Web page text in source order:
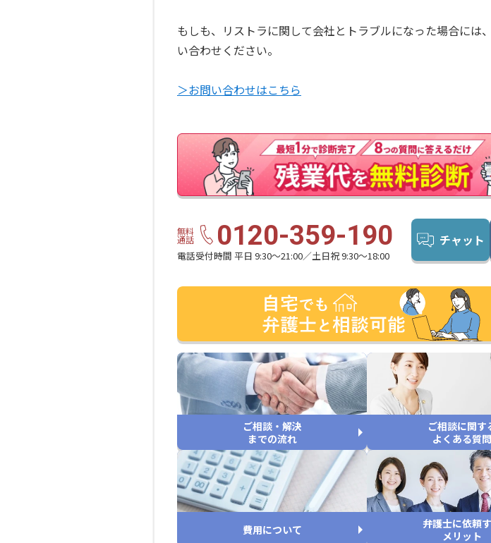
もしも、リストラに関して会社とトラブルになった場合には
い合わせください。
＞お問い合わせはこちら
無料
通話 0120-359-190
電話受付時間 平日 9:30〜21:00／土日祝 9:30〜18:00
チャット
ご相談・解決
までの流れ
ご相談に関す
よくある質問
費用について
弁護士に依頼
メリット